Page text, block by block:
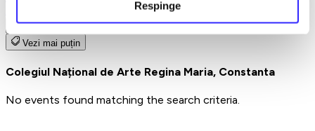
Respinge
Vezi mai multe
Vezi mai puțin
Colegiul Național de Arte Regina Maria, Constanta
No events found matching the search criteria.